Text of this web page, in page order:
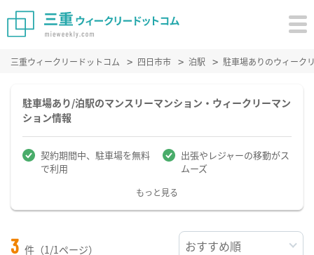
三重ウィークリードットコム 四日市市 泊駅 駐車場ありのウィーク
駐車場あり/泊駅のマンスリーマンション・ウィークリーマン
ション情報
契約期間中、駐車場を無料
で利用
出張やレジャーの移動がス
ムーズ
もっと見る
3 件（1/1ページ）